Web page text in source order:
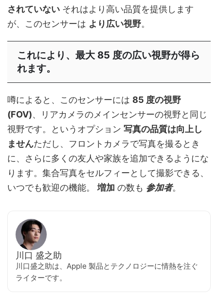
されていない それはより高い品質を提供します
が、このセンサーは より広い視野。
これにより、最大 85 度の広い視野が得ら
れます。
噂によると、このセンサーには 85 度の視野
(FOV)、リアカメラのメインセンサーの視野と同じ
視野です。というオプション 写真の品質は向上し
ませんただし、フロントカメラで写真を撮るとき
に、さらに多くの友人や家族を追加できるようにな
ります。集合写真をセルフィーとして撮影できる、
いつでも歓迎の機能。 増加 の数も 参加者。
川口 盛之助
川口盛之助は、Apple 製品とテクノロジーに情熱を注ぐ
ライターです。